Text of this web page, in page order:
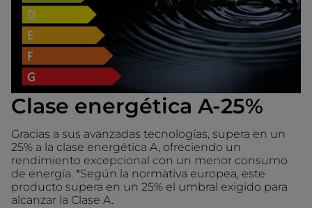
Clase energética A-25%
Gracias a sus avanzadas tecnologías, supera en un
25% a la clase energética A, ofreciendo un
rendimiento excepcional con un menor consumo
de energía. *Según la normativa europea, este
producto supera en un 25% el umbral exigido para
alcanzar la Clase A.